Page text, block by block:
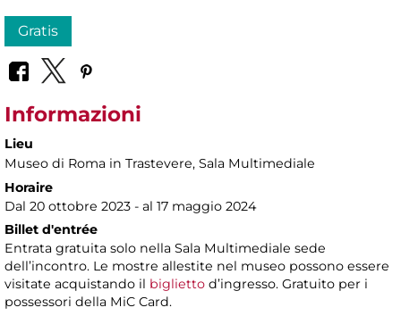
Gratis
Informazioni
Lieu
Museo di Roma in Trastevere, Sala Multimediale
Horaire
Dal 20 ottobre 2023 - al 17 maggio 2024
Billet d'entrée
Entrata gratuita solo nella Sala Multimediale sede
dell’incontro. Le mostre allestite nel museo possono essere
visitate acquistando il biglietto d’ingresso. Gratuito per i
possessori della MiC Card.